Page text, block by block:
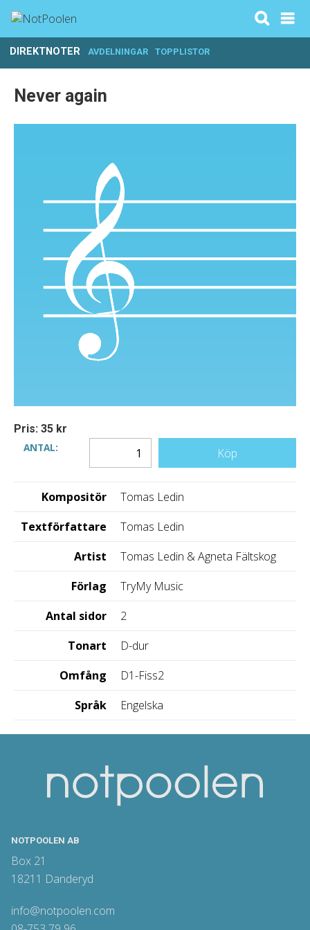
DIREKTNOTER AVDELNINGAR TOPPLISTOR
Never again
Pris: 35 kr
ANTAL:
Köp
Kompositör
Tomas Ledin
Textförfattare
Tomas Ledin
Artist
Tomas Ledin & Agneta Fältskog
Förlag
TryMy Music
Antal sidor
2
Tonart
D-dur
Omfång
D1-Fiss2
Språk
Engelska
NOTPOOLEN AB
Box 21
18211 Danderyd
info@notpoolen.com